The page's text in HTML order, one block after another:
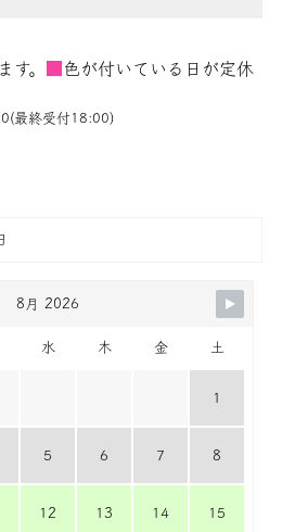
す。
色が付いている日が定休
最終受付18:00)
8月 2026
水 木 金 土
1
5 6 7 8
12 13 14 15